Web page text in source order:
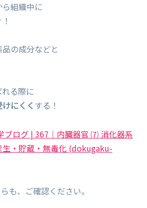
組織中に
の成分などと
る際に
けにくく する！
ブログ | 367｜内臓器官 ⑺ 消化器系
生・貯蔵・無毒化 (dokugaku-
も、ご確認ください。